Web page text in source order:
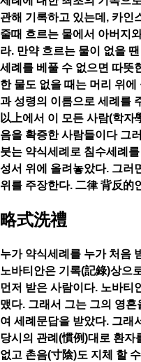
관해 기록하고 있는데, 카인
줄때 흐르는 물에서 아버지
라. 만약 흐르는 물이 없을
세례를 베풀 수 없으면 따뜻
한 물도 없을 때는 머리 위
과 성령의 이름으로 세례를
以上에서 이 모든 사람(학자
음을 확증한 사람들이다 그
붓는 약식세례로 침수세례
성서 위에 올려놓았다. 그러
위를 주장한다. 二律 背反的
略式洗禮
누가 약식세례를 누가 처음
노바티안은 기록(記錄)상으
먼저 받은 사람이다. 노바티
맸다. 그래서 그는 그의 영
여 세례문답을 받았다. 그래
당시의 관례(慣例)대로 환자
없고 촌음(寸陰)도 지체 할